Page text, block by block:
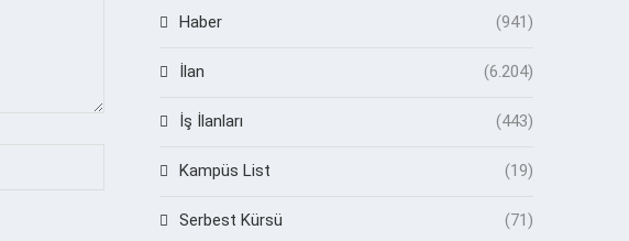
Haber (941)
İlan (6.204)
İş İlanları (443)
Kampüs List (19)
Serbest Kürsü (71)